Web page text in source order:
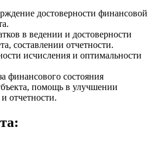
достоверности финансовой
в ведении и достоверности
составлении отчетности.
исчисления и оптимальности
финансового состояния
помощь в улучшении
отчетности.